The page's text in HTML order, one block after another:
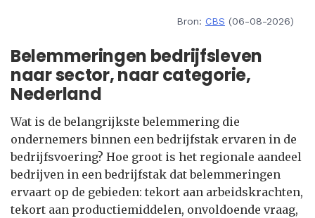
Bron: CBS (06-08-2026)
Belemmeringen bedrijfsleven
naar sector, naar categorie,
Nederland
Wat is de belangrijkste belemmering die
ondernemers binnen een bedrijfstak ervaren in de
bedrijfsvoering? Hoe groot is het regionale aandeel
bedrijven in een bedrijfstak dat belemmeringen
ervaart op de gebieden: tekort aan arbeidskrachten,
tekort aan productiemiddelen, onvoldoende vraag,